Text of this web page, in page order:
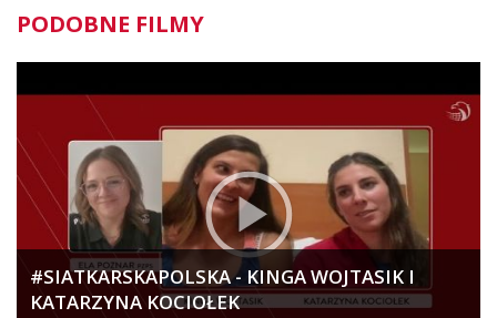
PODOBNE FILMY
#SIATKARSKAPOLSKA - KINGA WOJTASIK I
KATARZYNA KOCIOŁEK